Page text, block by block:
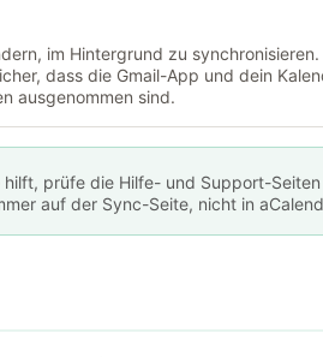
im Hintergrund zu
dass die Gmail-App und dein
ausgenommen sind.
prüfe die Hilfe- und Support-
auf der Sync-Seite, nicht in